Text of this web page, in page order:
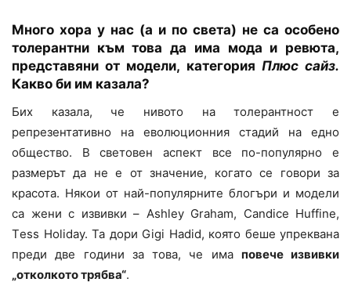
Много хора у нас (а и по света) не са особено
толерантни към това да има мода и ревюта,
представяни от модели, категория Плюс сайз.
Какво би им казала?
Бих казала, че нивото на толерантност е
репрезентативно на еволюционния стадий на едно
общество. В световен аспект все по-популярно е
размерът да не е от значение, когато се говори за
красота. Някои от най-популярните блогъри и модели
са жени с извивки – Ashley Graham, Candice Huffine‏,
Тess Holiday. Та дори Gigi Hadid, която беше упреквана
преди две години за това, че има повече извивки
„отколкото трябва“.